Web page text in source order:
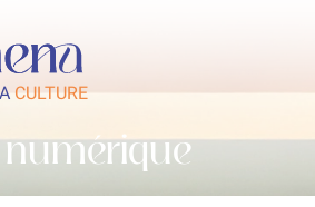
CULTURE
numérique